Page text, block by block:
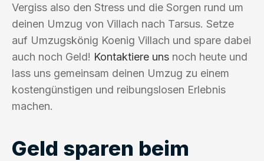
Vergiss also den Stress und die Sorgen rund um
deinen Umzug von Villach nach Tarsus. Setze
auf Umzugskönig Koenig Villach und spare dabei
auch noch Geld! Kontaktiere uns noch heute und
lass uns gemeinsam deinen Umzug zu einem
kostengünstigen und reibungslosen Erlebnis
machen.
Geld sparen beim